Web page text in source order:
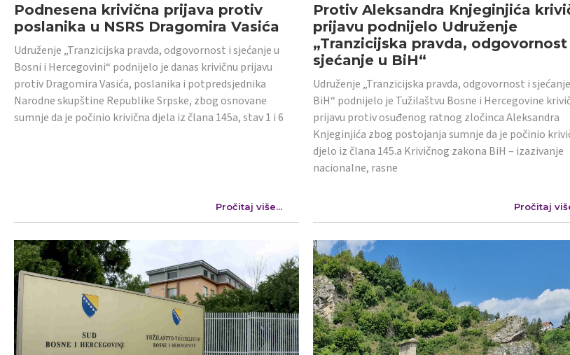
Podnesena krivična prijava protiv
poslanika u NSRS Dragomira Vasića
Udruženje „Tranzicijska pravda, odgovornost i sjećanje u
Bosni i Hercegovini“ podnijelo je danas krivičnu prijavu
protiv Dragomira Vasića, poslanika i potpredsjednika
Narodne skupštine Republike Srpske, zbog osnovane
sumnje da je počinio krivična djela iz člana 145a, stav 1 i 6
Pročitaj više...
Protiv Aleksandra Knjeginjića
prijavu podnijelo Udruženje
„Tranzicijska pravda, odgovornost
sjećanje u BiH“
Udruženje „Tranzicijska pravda, odgovornost i
BiH“ podnijelo je Tužilaštvu Bosne i Hercegovine
prijavu protiv osuđenog ratnog zločinca Aleksandra
Knjeginjića zbog postojanja sumnje da je počinio
djelo iz člana 145.a Krivičnog zakona BiH – izazivanje
nacionalne, rasne
Pročitaj